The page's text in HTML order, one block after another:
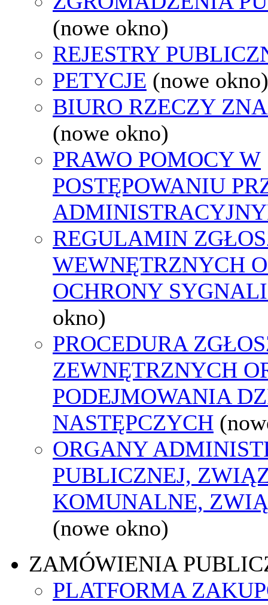
(nowe okno)
REJESTRY
PETYCJE (nowe okno)
BIURO RZECZY
(nowe okno)
PRAWO POMOCY W
POSTĘPOWANIU
REGULAMIN
WEWNĘTRZNYCH
OCHRONY
okno)
PROCEDURA
ZEWNĘTRZNYCH
PODEJMOWANIA
NASTĘPCZYCH
ORGANY
PUBLICZNEJ,
KOMUNALNE,
(nowe okno)
ZAMÓWIENIA
PLATFORMA